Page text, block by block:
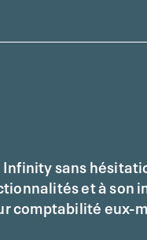
Infinity sans
et à son
comptabilité eux-